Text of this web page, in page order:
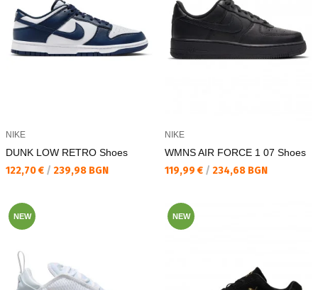
NIKE
DUNK LOW RETRO Shoes
Текуща цена:
122,70 € / 239,98 BGN
NIKE
WMNS AIR FORCE 1 07 Shoes
Текуща цена:
119,99 € / 234,68 BGN
NEW NEW